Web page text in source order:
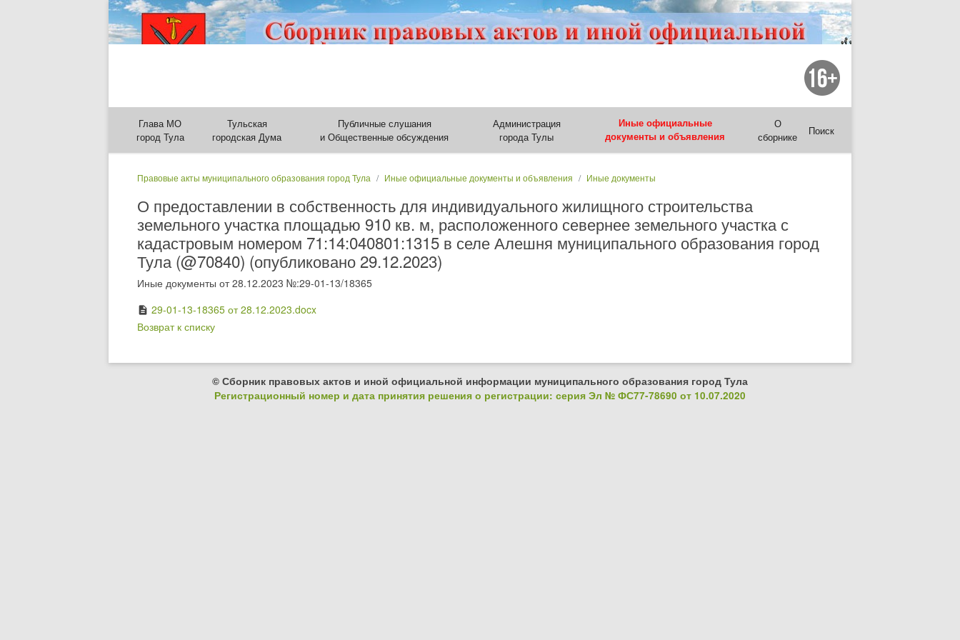
Глава МО
город Тула
Тульская
городская Дума
Публичные слушания
и Общественные обсуждения
Администрация
города Тулы
Иные официальные
документы и объявления
О
сборнике
Поиск
Правовые акты муниципального образования город Тула Иные официальные документы и объявления Иные документы
О предоставлении в собственность для индивидуального жилищного строительства
земельного участка площадью 910 кв. м, расположенного севернее земельного участка с
кадастровым номером 71:14:040801:1315 в селе Алешня муниципального образования город
Тула (@70840) (опубликовано 29.12.2023)
Иные документы от 28.12.2023 №:29-01-13/18365
description 29-01-13-18365 от 28.12.2023.docx
Возврат к списку
© Сборник правовых актов и иной официальной информации муниципального образования город Тула
Регистрационный номер и дата принятия решения о регистрации: серия Эл № ФС77-78690 от 10.07.2020